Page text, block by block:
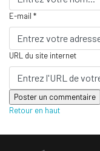
E-mail *
URL du site internet
Retour en haut